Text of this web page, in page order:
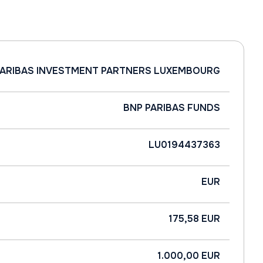
INVESTMENT PARTNERS LUXEMBOURG
BNP PARIBAS FUNDS
LU0194437363
EUR
175,58 EUR
1.000,00 EUR